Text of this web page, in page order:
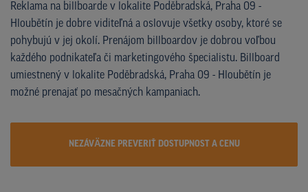
Reklama na billboarde v lokalite Poděbradská, Praha 09 -
Hloubětín je dobre viditeľná a oslovuje všetky osoby, ktoré se
pohybujú v jej okolí. Prenájom billboardov je dobrou voľbou
každého podnikateľa či marketingového špecialistu. Billboard
umiestnený v lokalite Poděbradská, Praha 09 - Hloubětín je
možné prenajať po mesačných kampaniach.
NEZÁVÄZNE PREVERIŤ DOSTUPNOST A CENU